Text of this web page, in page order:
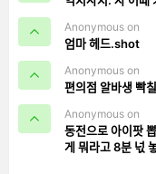
Anonymous on
엄마 헤드.shot
Anonymous on
편의점 알바생
Anonymous on
동전으로
게 뭐라고 8분 넋